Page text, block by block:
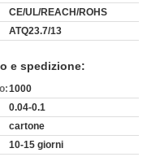
CE/UL/REACH/ROHS
ATQ23.7/13
e spedizione:
1000
0.04-0.1
cartone
10-15 giorni